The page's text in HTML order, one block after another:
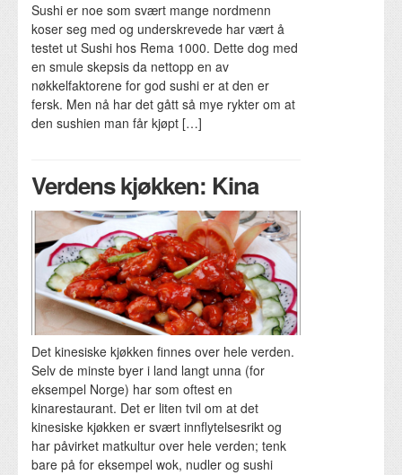
Sushi er noe som svært mange nordmenn
koser seg med og underskrevede har vært å
testet ut Sushi hos Rema 1000. Dette dog med
en smule skepsis da nettopp en av
nøkkelfaktorene for god sushi er at den er
fersk. Men nå har det gått så mye rykter om at
den sushien man får kjøpt […]
Verdens kjøkken: Kina
Det kinesiske kjøkken finnes over hele verden.
Selv de minste byer i land langt unna (for
eksempel Norge) har som oftest en
kinarestaurant. Det er liten tvil om at det
kinesiske kjøkken er svært innflytelsesrikt og
har påvirket matkultur over hele verden; tenk
bare på for eksempel wok, nudler og sushi